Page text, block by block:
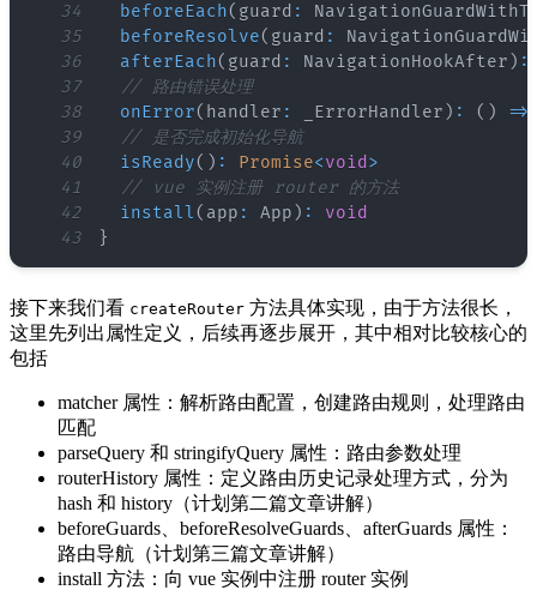
34
beforeEach( guard :
35
beforeResolve( guard :
36
afterEach( guard : NavigationHookAfter ) :
37
// 路由错误处理
38
onError( handler : _ErrorHandler ) : ( )
=>
39
// 是否完成初始化导航
40
isReady( ) : Promise<void>
41
// vue 实例注册 router 的方法
42
install( app : App ) :
void
43
}
接下来我们看 createRouter 方法具体实现，由于方法很长，
这里先列出属性定义，后续再逐步展开，其中相对比较核心的
包括
matcher 属性：解析路由配置，创建路由规则，处理路由
匹配
parseQuery 和 stringifyQuery 属性：路由参数处理
routerHistory 属性：定义路由历史记录处理方式，分为
hash 和 history（计划第二篇文章讲解）
beforeGuards、beforeResolveGuards、afterGuards 属性：
路由导航（计划第三篇文章讲解）
install 方法：向 vue 实例中注册 router 实例